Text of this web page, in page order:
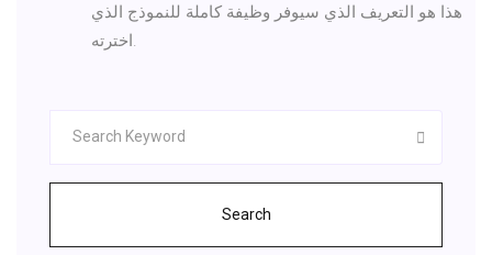
هذا هو التعريف الذي سيوفر وظيفة كاملة للنموذج الذي
اخترته.
Search